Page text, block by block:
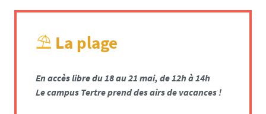
⛱️ La plage
En accès libre du 18 au 21 mai, de 12h à 14h
Le campus Tertre prend des airs de vacances !